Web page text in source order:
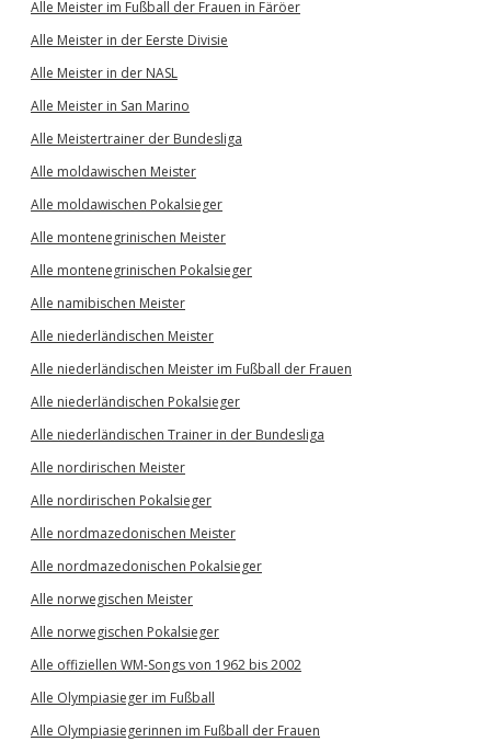
Alle Meister im Fußball der Frauen in Färöer
Alle Meister in der Eerste Divisie
Alle Meister in der NASL
Alle Meister in San Marino
Alle Meistertrainer der Bundesliga
Alle moldawischen Meister
Alle moldawischen Pokalsieger
Alle montenegrinischen Meister
Alle montenegrinischen Pokalsieger
Alle namibischen Meister
Alle niederländischen Meister
Alle niederländischen Meister im Fußball der Frauen
Alle niederländischen Pokalsieger
Alle niederländischen Trainer in der Bundesliga
Alle nordirischen Meister
Alle nordirischen Pokalsieger
Alle nordmazedonischen Meister
Alle nordmazedonischen Pokalsieger
Alle norwegischen Meister
Alle norwegischen Pokalsieger
Alle offiziellen WM-Songs von 1962 bis 2002
Alle Olympiasieger im Fußball
Alle Olympiasiegerinnen im Fußball der Frauen